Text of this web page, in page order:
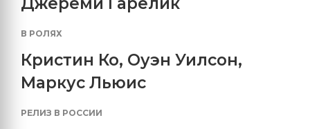
В РОЛЯХ
Кристин Ко, Оуэн Уилсон,
Маркус Льюис
РЕЛИЗ В РОССИИ